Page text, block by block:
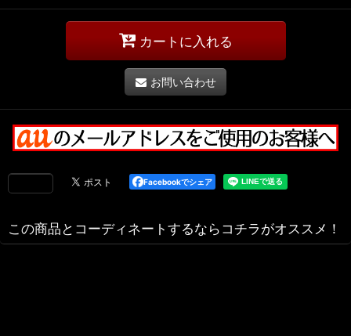
カートに入れる
お問い合わせ
Facebookでシェア
この商品とコーディネートするならコチラがオススメ！